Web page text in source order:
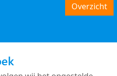
Overzicht